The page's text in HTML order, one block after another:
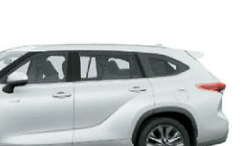
أبيض لؤلؤي